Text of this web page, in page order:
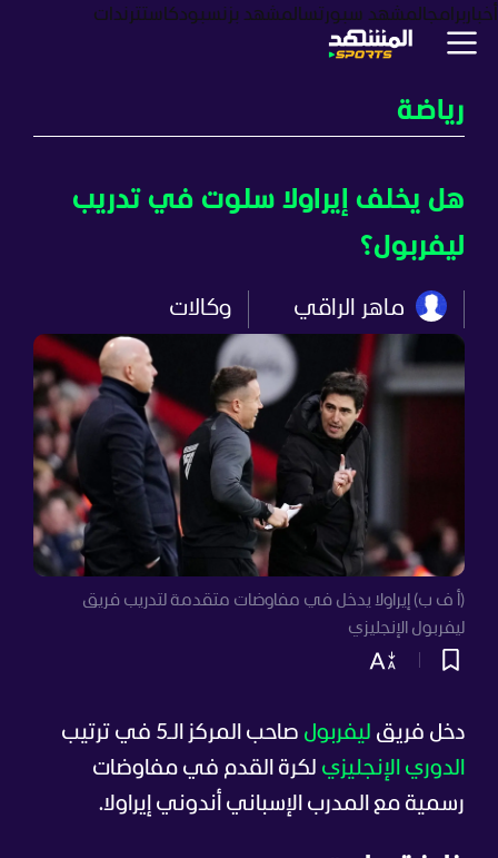
أخبار برامجالمشهد سبورتسالمشهد بزنسبودكاستترندات
رياضة
هل يخلف إيراولا سلوت في تدريب
ليفربول؟
ماهر الراقي وكالات
(أ ف ب) إيراولا يدخل في مفاوضات متقدمة لتدريب فريق
ليفربول الإنجليزي
دخل فريق ليفربول صاحب المركز الـ5 في ترتيب
الدوري الإنجليزي لكرة القدم في مفاوضات
رسمية مع المدرب الإسباني أندوني إيراولا.